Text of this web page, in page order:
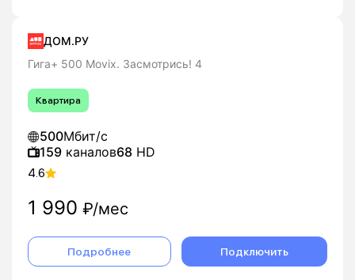
ДОМ.РУ
Гига+ 500 Movix. Засмотрись! 4
Квартира
500Мбит/с
159 каналов68 HD
4.6
1 990 ₽/мес
Подробнее Подключить